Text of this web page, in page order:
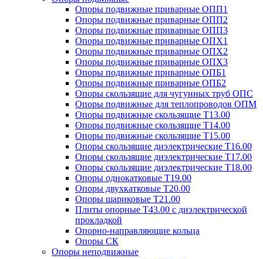
Опоры подвижные приварные ОПП1
Опоры подвижные приварные ОПП2
Опоры подвижные приварные ОПП3
Опоры подвижные приварные ОПХ1
Опоры подвижные приварные ОПХ2
Опоры подвижные приварные ОПХ3
Опоры подвижные приварные ОПБ1
Опоры подвижные приварные ОПБ2
Опоры скользящие для чугунных труб ОПС
Опоры подвижные для теплопроводов ОПМ
Опоры подвижные скользящие Т13.00
Опоры подвижные скользящие Т14.00
Опоры подвижные скользящие Т15.00
Опоры скользящие диэлектрические Т16.00
Опоры скользящие диэлектрические Т17.00
Опоры скользящие диэлектрические Т18.00
Опоры однокатковые Т19.00
Опоры двухкатковые Т20.00
Опоры шариковые Т21.00
Плиты опорные Т43.00 с диэлектрической
прокладкой
Опорно-направляющие кольца
Опоры СК
Опоры неподвижные